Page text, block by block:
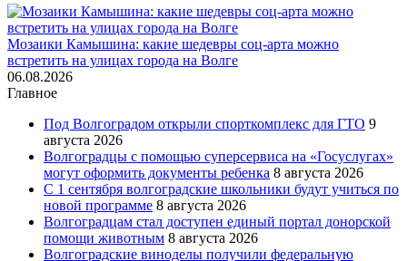
Мозаики Камышина: какие шедевры соц-арта можно
встретить на улицах города на Волге
06.08.2026
Главное
Под Волгоградом открыли спорткомплекс для ГТО 9
августа 2026
Волгоградцы с помощью суперсервиса на «Госуслугах»
могут оформить документы ребенка 8 августа 2026
С 1 сентября волгоградские школьники будут учиться по
новой программе 8 августа 2026
Волгоградцам стал доступен единый портал донорской
помощи животным 8 августа 2026
Волгоградские виноделы получили федеральную